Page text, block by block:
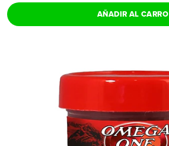
AÑADIR AL CARRO